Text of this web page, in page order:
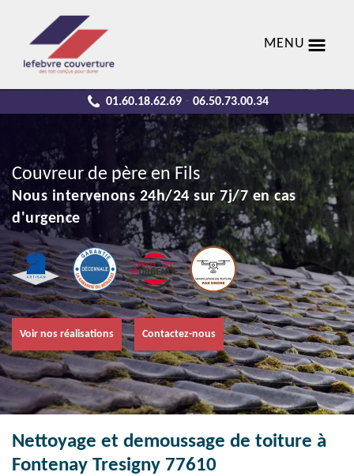
MENU
01.60.18.62.69 - 06.50.73.00.34
Couvreur de père en Fils
Nous intervenons 24h/24 sur 7j/7 en cas
d'urgence
Voir nos réalisations Contactez-nous
Nettoyage et demoussage de toiture à
Fontenay Tresigny 77610